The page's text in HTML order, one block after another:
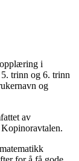
i
trinn og 6. trinn
og
av